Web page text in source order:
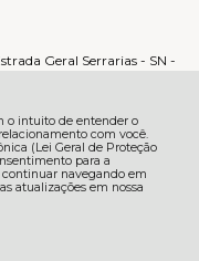
o intuito de entender o
com você.
(Lei Geral de Proteção
para a
navegando em
atualizações em nossa
Geral Serrarias - SN -
- SC